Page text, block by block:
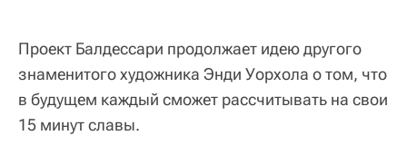
Проект Балдессари продолжает идею другого
знаменитого художника Энди Уорхола о том, что
в будущем каждый сможет рассчитывать на свои
15 минут славы.